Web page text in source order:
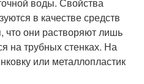
воды. Свойства
в качестве средств
что они растворяют лишь
на трубных стенках. На
или металлопластик